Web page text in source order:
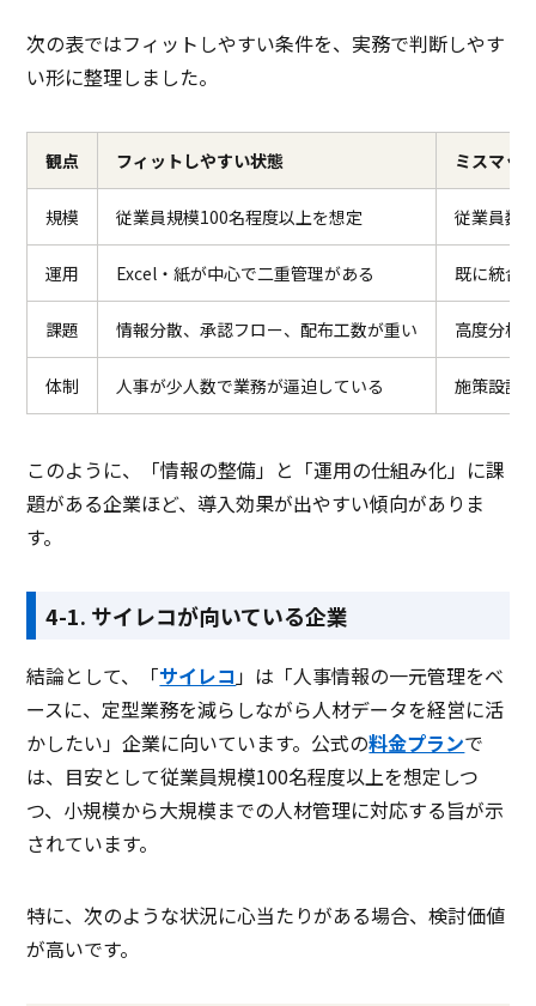
次の表ではフィットしやすい条件を、実務で判断しやす
い形に整理しました。
観点 フィットしやすい状態 ミスマッ
規模 従業員規模100名程度以上を想定 従業員数
運用 Excel・紙が中心で二重管理がある 既に統合
課題 情報分散、承認フロー、配布工数が重い 高度分析
体制 人事が少人数で業務が逼迫している 施策設計
このように、「情報の整備」と「運用の仕組み化」に課
題がある企業ほど、導入効果が出やすい傾向がありま
す。
4-1. サイレコが向いている企業
結論として、「サイレコ 」は「人事情報の一元管理をベ
ースに、定型業務を減らしながら人材データを経営に活
かしたい」企業に向いています。公式の料金プランで
は、目安として従業員規模100名程度以上を想定しつ
つ、小規模から大規模までの人材管理に対応する旨が示
されています。
特に、次のような状況に心当たりがある場合、検討価値
が高いです。